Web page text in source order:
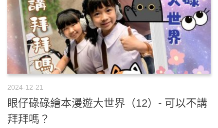
2024-12-21
眼仔碌碌繪本漫遊大世界（12）- 可以不講
拜拜嗎？